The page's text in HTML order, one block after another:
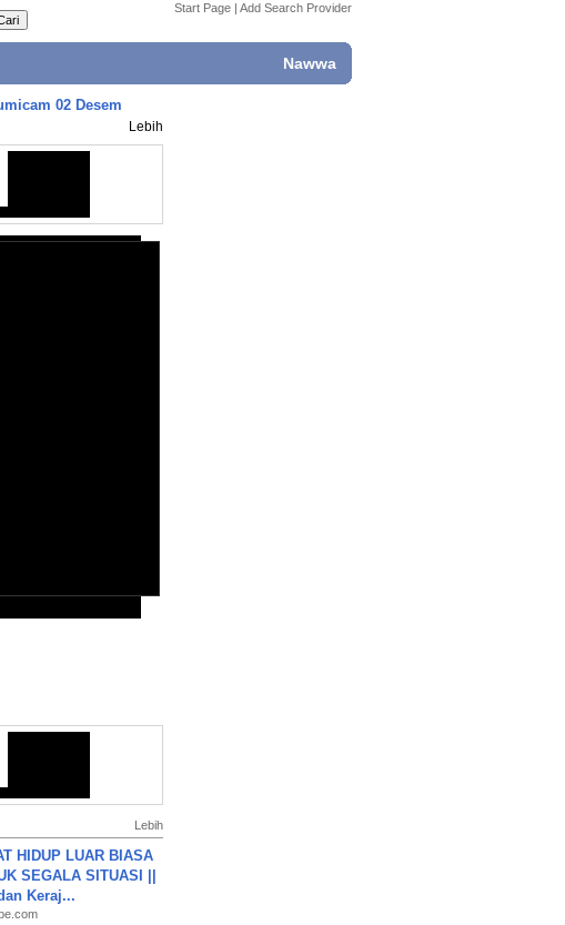
Start Page | Add Search Provider
Nawwa
02 Desem
Lebih
Lebih
HIDUP LUAR BIASA
SEGALA SITUASI ||
Keraj...